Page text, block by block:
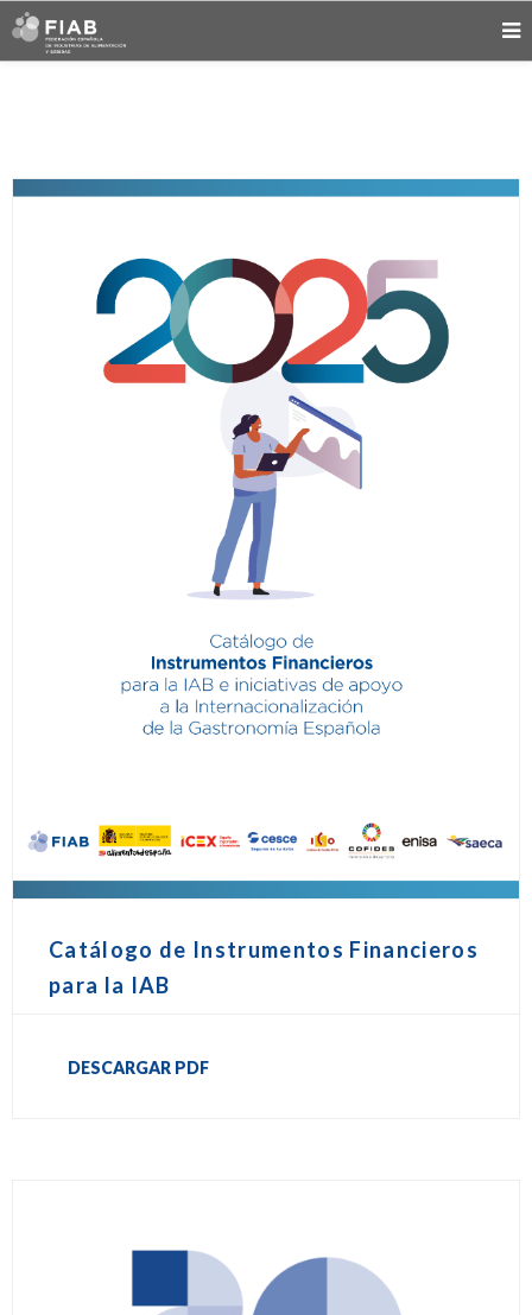
Catálogo de Instrumentos Financieros
para la IAB
DESCARGAR PDF